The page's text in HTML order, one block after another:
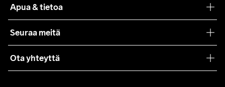
Yhteistyöt
Lehdistö
Apua & tietoa
Käyttöehdot
Asiakaspalvelu
Seuraa meitä
Ota yhteyttä